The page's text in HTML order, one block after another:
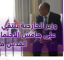
وزير الخارجية
على هامش
القدس